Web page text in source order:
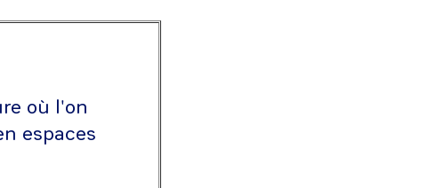
où l'on
espaces